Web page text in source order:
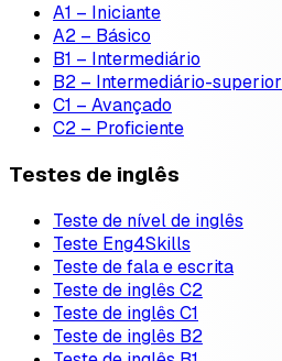
A1 – Iniciante
A2 – Básico
B1 – Intermediário
B2 – Intermediário-superior
C1 – Avançado
C2 – Proficiente
Testes de inglês
Teste de nível de inglês
Teste Eng4Skills
Teste de fala e escrita
Teste de inglês C2
Teste de inglês C1
Teste de inglês B2